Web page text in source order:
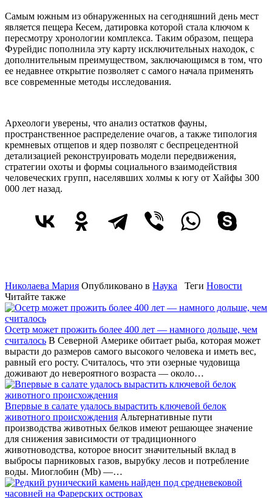
Самым южным из обнаруженных на сегодняшний день мест
является пещера Кесем, датировка которой стала ключом к
пересмотру хронологии комплекса. Таким образом, пещера
Фурейдис пополнила эту карту исключительных находок, с
дополнительным преимуществом, заключающимся в том, что
ее недавнее открытие позволяет с самого начала применять
все современные методы исследования.
Археологи уверены, что анализ остатков фауны,
пространственное распределение очагов, а также типология
кремневых отщепов и ядер позволят с беспрецедентной
детализацией реконструировать модели передвижения,
стратегии охоты и формы социального взаимодействия
человеческих групп, населявших холмы к югу от Хайфы 300
000 лет назад.
Николаева Мария Опубликовано в Наука Теги Новости
Читайте также
Осетр может прожить более 400 лет — намного дольше, чем
считалось В Северной Америке обитает рыба, которая может
вырасти до размеров самого высокого человека и иметь вес,
равный его росту. Считалось, что эти озерные чудовища
доживают до невероятного возраста — около…
Впервые в салате удалось вырастить ключевой белок
животного происхождения Альтернативные пути
производства животных белков имеют решающее значение
для снижения зависимости от традиционного
животноводства, которое вносит значительный вклад в
выбросы парниковых газов, вырубку лесов и потребление
воды. Миоглобин (Mb) —…